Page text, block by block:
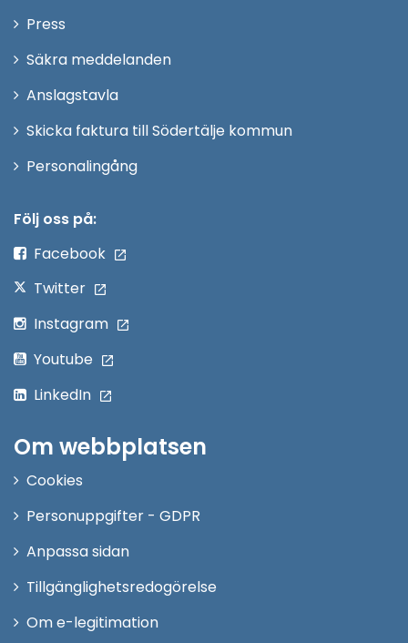
Press
fönster
Säkra meddelanden
Anslagstavla
Skicka faktura till Södertälje kommun
PersonalingångÖppna
Följ oss på:
Facebook
Twitter
Instagram
Youtube
LinkedIn
Om webbplatsen
Cookies
Personuppgifter - GDPR
Anpassa sidan
Tillgänglighetsredogörelse
Om e-legitimation